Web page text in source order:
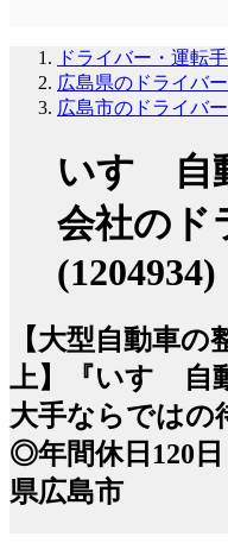
ドライバー・運転
広島県のドライバ
広島市のドライバ
いすゞ自
会社のド
(1204934)
【大型自動車
上】『いすゞ自
大手ならではの
◎年間休日120日
県広島市